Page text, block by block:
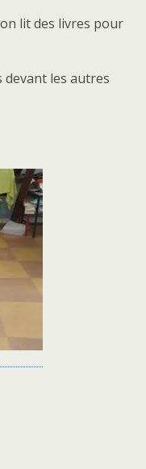
lit des livres pour
devant les autres